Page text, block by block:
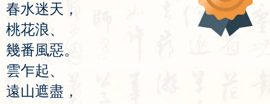
春水迷天 ，
桃花浪、
幾番風惡。
雲乍起、
遠山遮盡 ，